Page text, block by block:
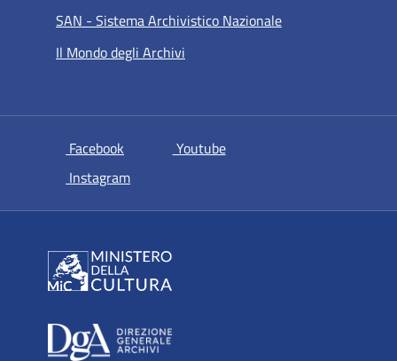
SAN - Sistema Archivistico Nazionale
Il Mondo degli Archivi
Facebook si apre in una nuova scheda
Youtubesi apre in una nuova scheda
Instagramsi apre in una nuova scheda